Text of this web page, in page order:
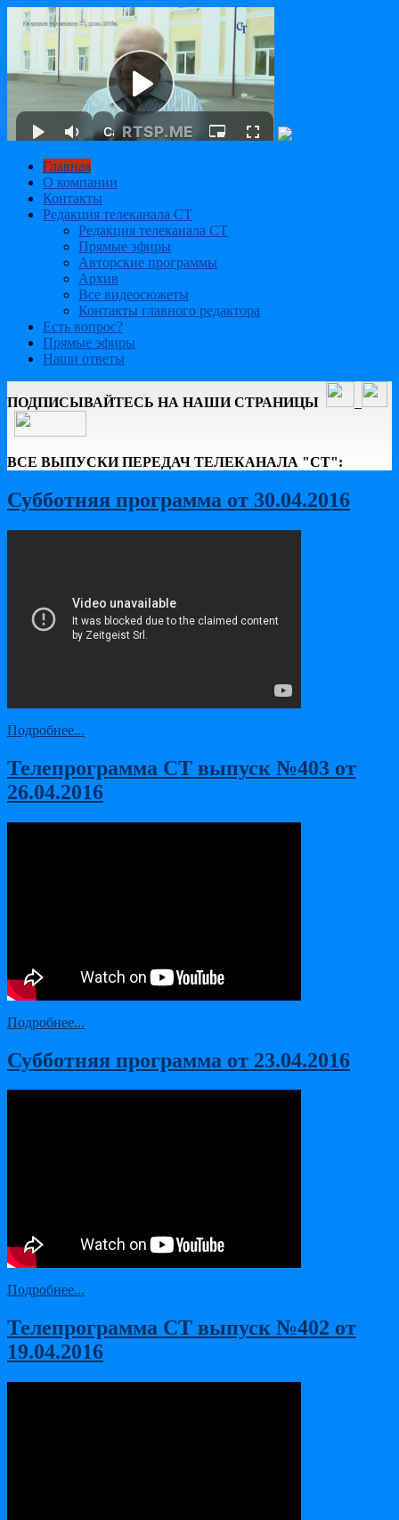
Главная
О компании
Контакты
Редакция телеканала СТ
Редакция телеканала СТ
Прямые эфиры
Авторские программы
Архив
Все видеосюжеты
Контакты главного редактора
Есть вопрос?
Прямые эфиры
Наши ответы
ПОДПИСЫВАЙТЕСЬ НА НАШИ СТРАНИЦЫ
ВСЕ ВЫПУСКИ ПЕРЕДАЧ ТЕЛЕКАНАЛА "СТ":
Субботняя программа от 30.04.2016
Подробнее...
Телепрограмма СТ выпуск №403 от
26.04.2016
Подробнее...
Субботняя программа от 23.04.2016
Подробнее...
Телепрограмма СТ выпуск №402 от
19.04.2016